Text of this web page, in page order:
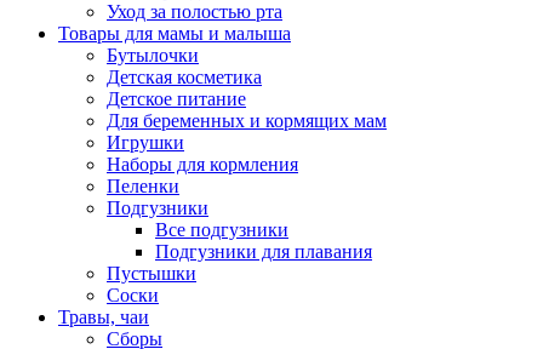
Уход за полостью рта
Товары для мамы и малыша
Бутылочки
Детская косметика
Детское питание
Для беременных и кормящих мам
Игрушки
Наборы для кормления
Пеленки
Подгузники
Все подгузники
Подгузники для плавания
Пустышки
Соски
Травы, чаи
Сборы